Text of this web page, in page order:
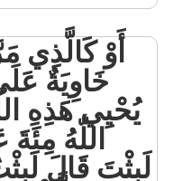
خَاوِيَةٌ
يُحْيِي هََذِهِ
اللّهُ
لَبِثْتَ قَالَ